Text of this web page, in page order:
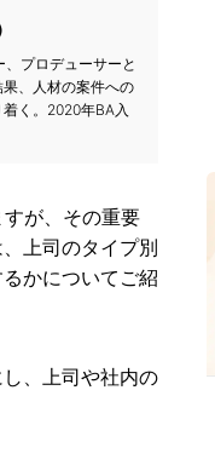
プロデューサーと
、人材の案件への
く。2020年BA入
が、その重要
上司のタイプ別
かについてご紹
、上司や社内の